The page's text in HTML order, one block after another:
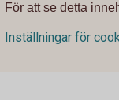
För att se detta
Inställningar för